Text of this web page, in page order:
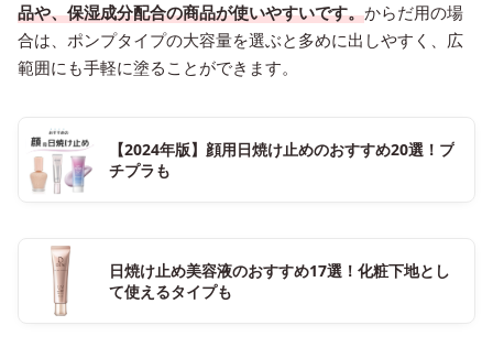
品や、保湿成分配合の商品が使いやすいです。からだ用の場
合は、ポンプタイプの大容量を選ぶと多めに出しやすく、広
範囲にも手軽に塗ることができます。
【2024年版】顔用日焼け止めのおすすめ20選！プ
チプラも
日焼け止め美容液のおすすめ17選！化粧下地とし
て使えるタイプも